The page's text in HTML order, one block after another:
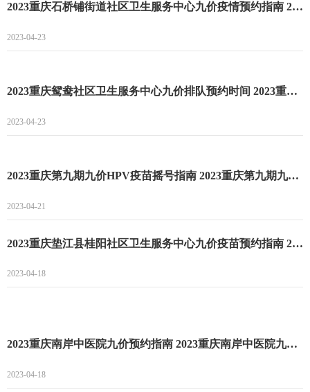
2023重庆石桥铺街道社区卫生服务中心九价疫情预约指南 2023重庆石桥铺街道社区卫生服务中心九价疫苗预约时间
2023-04-23
2023重庆鸳鸯社区卫生服务中心九价排队预约时间 2023重庆鸳鸯社区卫生服务中心九价排队预约注意事项
2023-04-23
2023重庆第九期九价HPV疫苗摇号指南 2023重庆第九期九价HPV疫苗摇号时间
2023-04-21
2023重庆垫江县桂阳社区卫生服务中心九价疫苗预约指南 2023重庆垫江县桂阳社区卫生服务中心九价疫苗预约时间
2023-04-18
2023重庆南岸中医院九价预约指南 2023重庆南岸中医院九价预约流程
2023-04-18